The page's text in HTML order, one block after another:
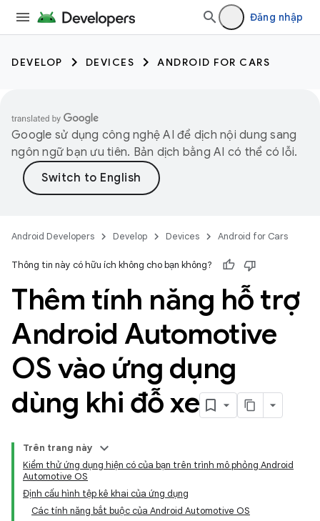
Đăng nhập
DEVELOP DEVICES ANDROID FOR CARS
Google sử dụng công nghệ AI để dịch nội dung sang
ngôn ngữ bạn ưu tiên. Bản dịch bằng AI có thể có lỗi.
Android Developers Develop Devices Android for Cars
Thông tin này có hữu ích không cho bạn không?
Thêm tính năng hỗ trợ
Android Automotive
OS vào ứng dụng
dùng khi đỗ xe
Trên trang này
Kiểm thử ứng dụng hiện có của bạn trên trình mô phỏng Android
Automotive OS
Định cấu hình tệp kê khai của ứng dụng
Các tính năng bắt buộc của Android Automotive OS